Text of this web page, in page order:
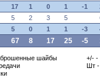
17 1 0 1 -1
5 2 3 5
5 0 1 1 -3
67 8 17 25 -5
шайбы
+/-
Шт -